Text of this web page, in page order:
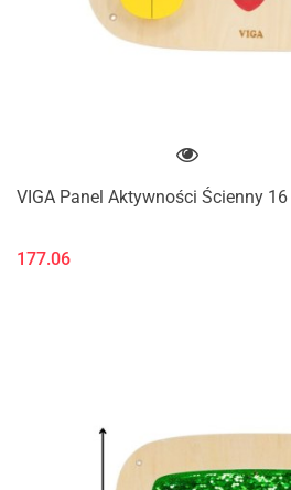
VIGA Panel Aktywności Ścienny
177.06